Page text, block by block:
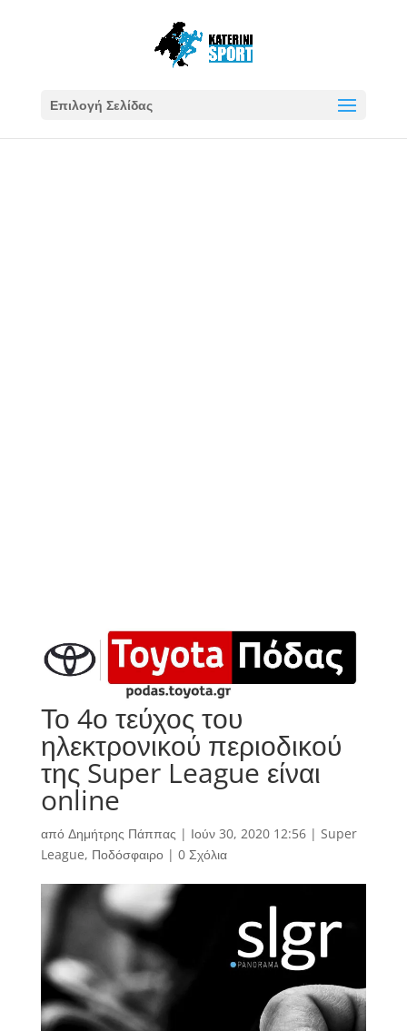
Επιλογή Σελίδας
Το 4ο τεύχος του
ηλεκτρονικού περιοδικού
της Super League είναι
online
από Δημήτρης Πάππας | Ιούν 30, 2020 12:56| Super
League, Ποδόσφαιρο| 0 Σχόλια